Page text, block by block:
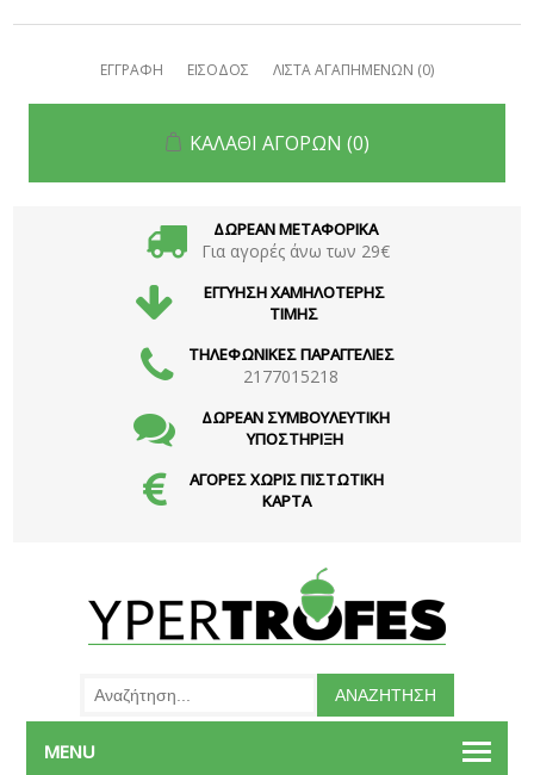
ΕΓΓΡΑΦΗ ΕΙΣΟΔΟΣ ΛΙΣΤΑ ΑΓΑΠΗΜΕΝΩΝ (0)
ΚΑΛΑΘΙ ΑΓΟΡΩΝ (0)
ΔΩΡΕΑΝ ΜΕΤΑΦΟΡΙΚΑ
Για αγορές άνω των 29€
ΕΓΓΥΗΣΗ ΧΑΜΗΛΟΤΕΡΗΣ
ΤΙΜΗΣ
ΤΗΛΕΦΩΝΙΚΕΣ ΠΑΡΑΓΓΕΛΙΕΣ
2177015218
ΔΩΡΕΑΝ ΣΥΜΒΟΥΛΕΥΤΙΚΗ
ΥΠΟΣΤΗΡΙΞΗ
ΑΓΟΡΕΣ ΧΩΡΙΣ ΠΙΣΤΩΤΙΚΗ
ΚΑΡΤΑ
MENU